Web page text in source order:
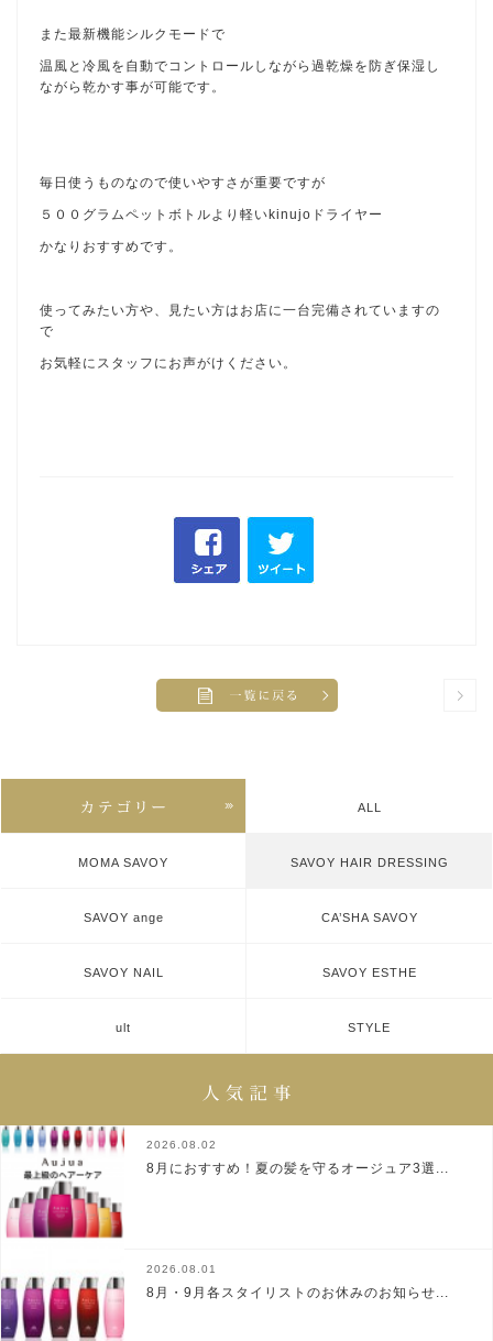
また最新機能シルクモードで
温風と冷風を自動でコントロールしながら過乾燥を防ぎ保湿し
ながら乾かす事が可能です。
毎日使うものなので使いやすさが重要ですが
５００グラムペットボトルより軽いkinujoドライヤー
かなりおすすめです。
使ってみたい方や、見たい方はお店に一台完備されていますの
で
お気軽にスタッフにお声がけください。
ALL
MOMA SAVOY SAVOY HAIR DRESSING
SAVOY ange CA’SHA SAVOY
SAVOY NAIL SAVOY ESTHE
ult STYLE
2026.08.02
8月におすすめ！夏の髪を守るオージュア3選...
2026.08.01
8月・9月各スタイリストのお休みのお知らせ...